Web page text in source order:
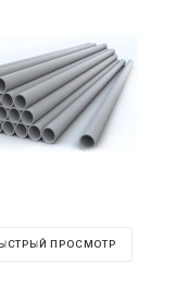
ПРОСМОТР